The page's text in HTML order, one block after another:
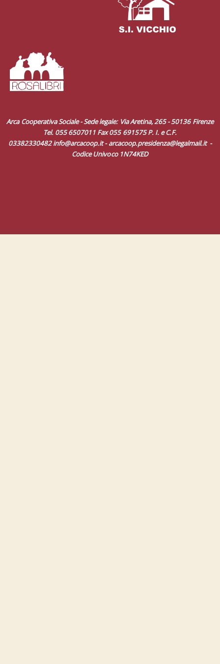
Arca Cooperativa Sociale - Sede legale: Via Aretina, 265 - 50136 Firenze
Tel. 055 6507011 Fax 055 691575 P. I. e C.F.
03382330482info@arcacoop.it-arcacoop.presidenza@legalmail.it-
Codice Univoco 1N74KED